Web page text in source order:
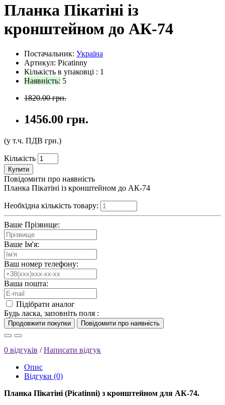
Планка Пікатіні із
кронштейном до АК-74
Постачальник: Україна
Артикул: Picatinny
Кількість в упаковці : 1
Наявність: 5
1820.00 грн.
1456.00 грн.
(у т.ч. ПДВ грн.)
Кількість
Купити
Повідомити про наявність
Планка Пікатіні із кронштейном до АК-74
Необхідна кількість товару:
Ваше Прізвище:
Ваше Ім'я:
Ваш номер телефону:
Ваша пошта:
Підібрати аналог
Будь ласка, заповніть поля :
0 відгуків /Написати відгук
Опис
Відгуки (0)
Планка Пікатіні (Picatinni) з кронштейном для АК-74.